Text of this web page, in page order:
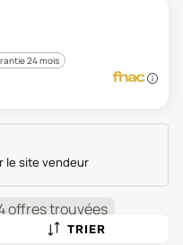
24 mois
le site vendeur
offrestrouvées
TRIER